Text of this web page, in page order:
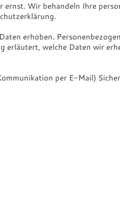
Wir behandeln Ihre
erhoben.
welche Daten wir
per E-Mail)